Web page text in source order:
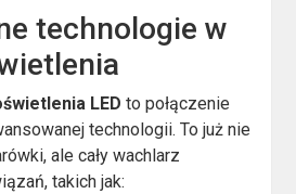
technologie w
LED to połączenie
technologii. To już nie
ale cały wachlarz
takich jak: